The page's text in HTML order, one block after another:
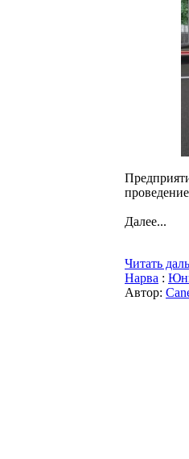
Далее...
Читать
Нарва :
Автор: